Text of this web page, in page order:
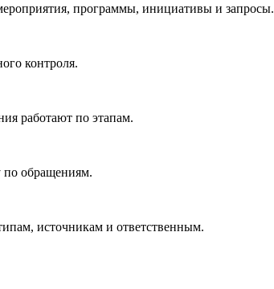
программы, инициативы и запросы.
контроля.
работают по этапам.
по обращениям.
источникам и ответственным.